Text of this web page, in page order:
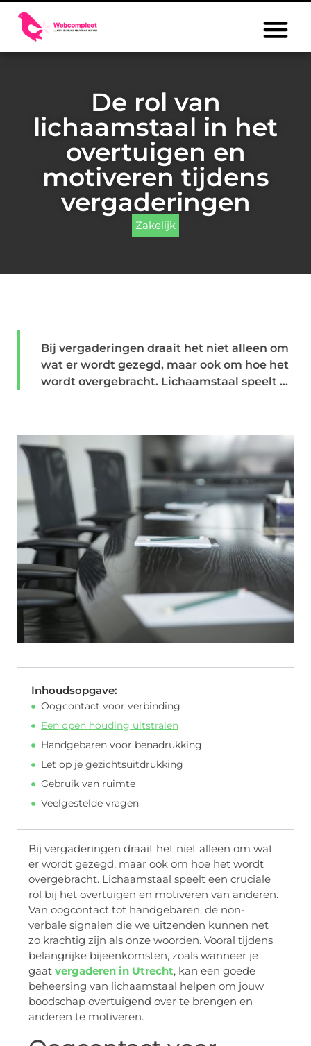
De rol van
lichaamstaal in het
overtuigen en
motiveren tijdens
vergaderingen
Zakelijk
Bij vergaderingen draait het niet alleen om
wat er wordt gezegd, maar ook om hoe het
wordt overgebracht. Lichaamstaal speelt ...
Inhoudsopgave:
Oogcontact voor verbinding
Een open houding uitstralen
Handgebaren voor benadrukking
Let op je gezichtsuitdrukking
Gebruik van ruimte
Veelgestelde vragen
Bij vergaderingen draait het niet alleen om wat
er wordt gezegd, maar ook om hoe het wordt
overgebracht. Lichaamstaal speelt een cruciale
rol bij het overtuigen en motiveren van anderen.
Van oogcontact tot handgebaren, de non-
verbale signalen die we uitzenden kunnen net
zo krachtig zijn als onze woorden. Vooral tijdens
belangrijke bijeenkomsten, zoals wanneer je
gaat vergaderen in Utrecht, kan een goede
beheersing van lichaamstaal helpen om jouw
boodschap overtuigend over te brengen en
anderen te motiveren.